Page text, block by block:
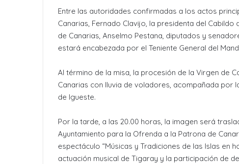
Entre las autoridades confirmadas a los actos
Canarias, Fernado Clavijo, la presidenta del
de Canarias, Anselmo Pestana, diputados y
estará encabezada por el Teniente General del
Al término de la misa, la procesión de la Virgen de
Canarias con lluvia de voladores, acompañada por
de Igueste.
Por la tarde, a las 20.00 horas, la imagen será
Ayuntamiento para la Ofrenda a la Patrona de
espectáculo “Músicas y Tradiciones de las Islas en
actuación musical de Tigaray y la participación de